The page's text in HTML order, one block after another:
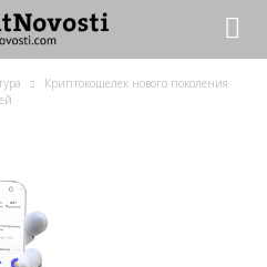
Криптокошелек нового поколения